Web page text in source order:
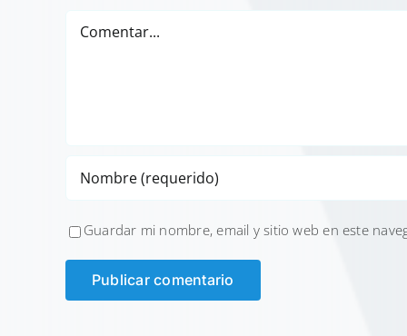
Guardar mi nombre, email y sitio web en este